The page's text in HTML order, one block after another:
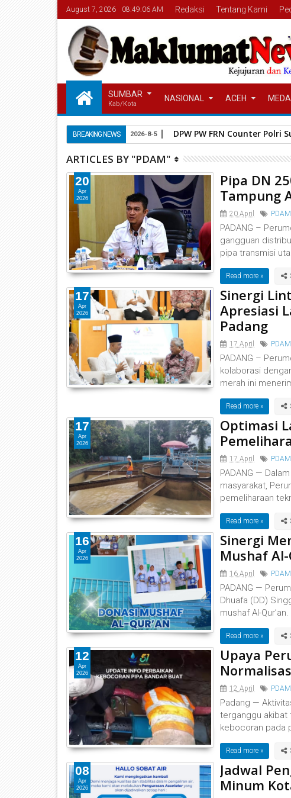
August 7, 2026 08:49:08 AM Redaksi Tentang Kami
SUMBAR
Kab/Kota
NASIONAL ACEH
BREAKING NEWS DPW PW FRN Counter
2026-8-5
ARTICLES BY "PDAM"
Pipa DN
Tampung
20 April PDAM
‎PADANG –
gangguan
pipa transmisi
Read more »
20
Apr
2026
Sinergi
Apresiasi
Padang
17 April PDAM
‎‎PADANG –
kolaborasi
merah ini
Read more »
17
Apr
2026
Optimasi
17 April PDAM
‎‎PADANG —
masyarakat,
pemeliharaan
Read more »
17
Apr
2026
Sinergi
Mushaf
16 April PDAM
‎PADANG —
Dhuafa (DD)
mushaf Al-
Read more »
16
Apr
2026
Upaya
12 April PDAM
Padang —
terganggu akibat
kebocoran pada
Read more »
12
Apr
2026
Jadwal
Minum
08
Apr
2026